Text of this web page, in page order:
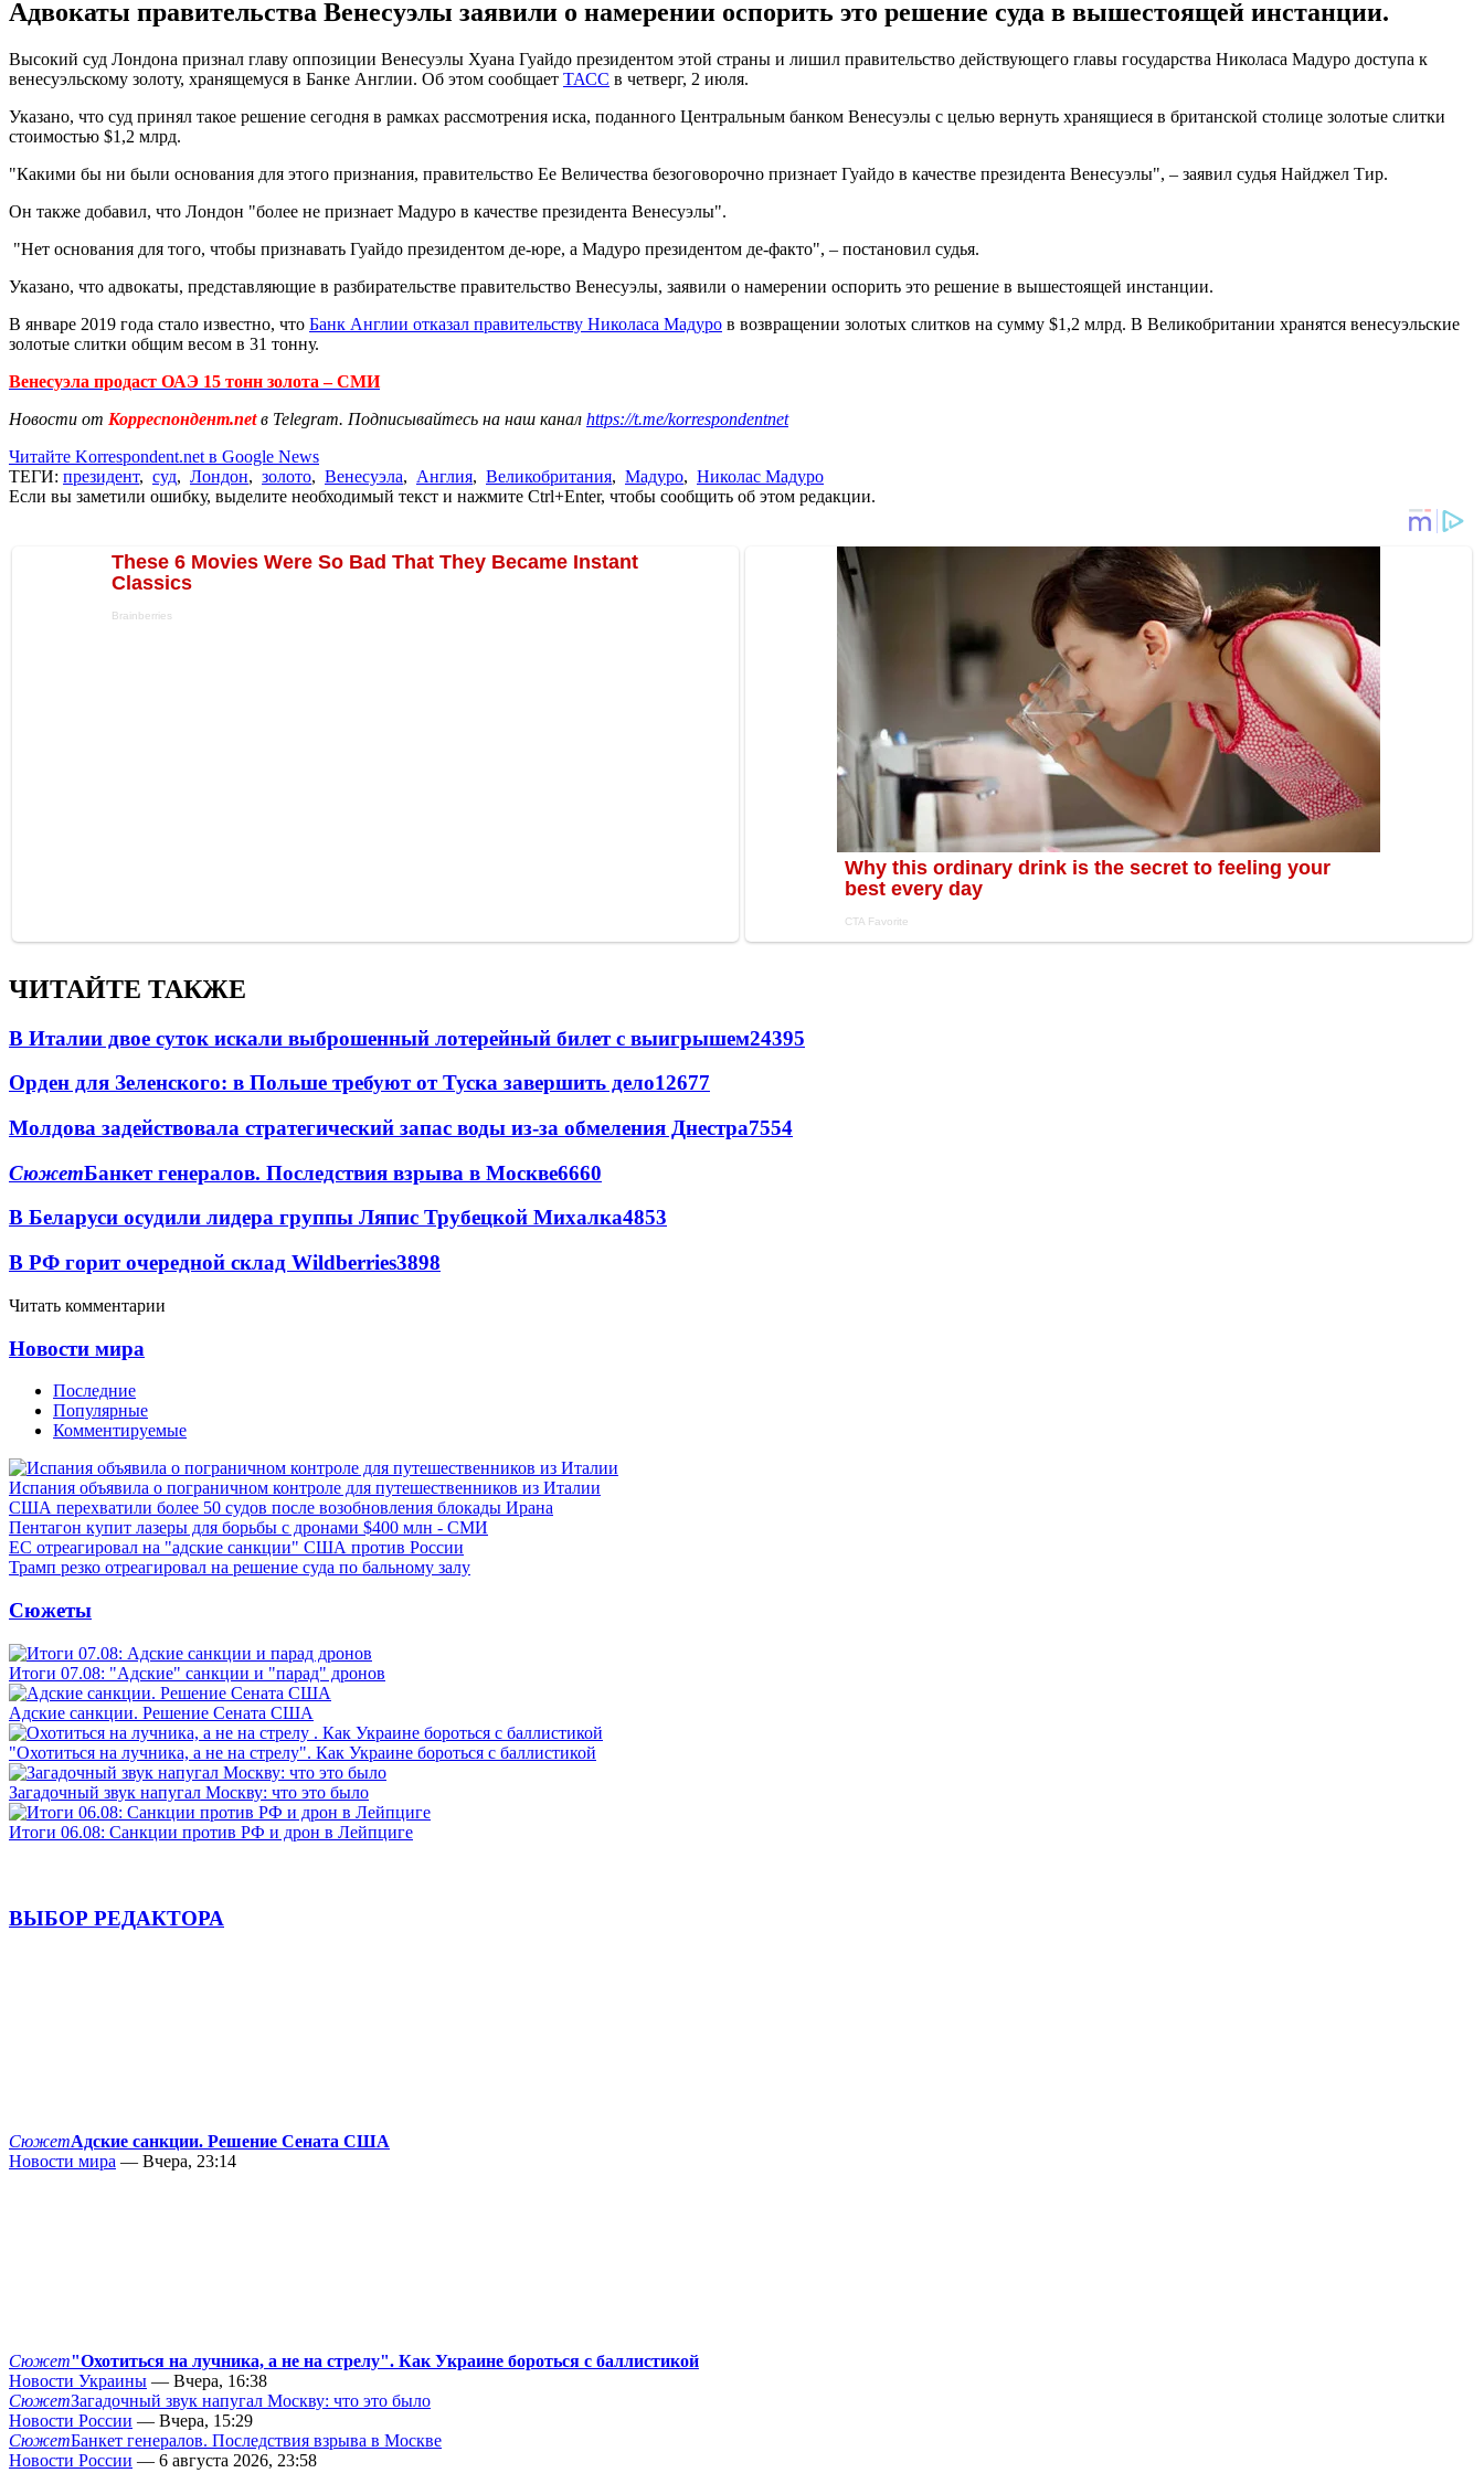
Адвокаты правительства Венесуэлы заявили о намерении оспорить это решение суда в вышестоящей инстанции.
Высокий суд Лондона признал главу оппозиции Венесуэлы Хуана Гуайдо президентом этой страны и лишил правительство действующего главы государства Николаса Мадуро доступа к
венесуэльскому золоту, хранящемуся в Банке Англии. Об этом сообщает ТАСС в четверг, 2 июля.
Указано, что суд принял такое решение сегодня в рамках рассмотрения иска, поданного Центральным банком Венесуэлы с целью вернуть хранящиеся в британской столице золотые слитки
стоимостью $1,2 млрд.
"Какими бы ни были основания для этого признания, правительство Ее Величества безоговорочно признает Гуайдо в качестве президента Венесуэлы", – заявил судья Найджел Тир.
Он также добавил, что Лондон "более не признает Мадуро в качестве президента Венесуэлы".
"Нет основания для того, чтобы признавать Гуайдо президентом де-юре, а Мадуро президентом де-факто", – постановил судья.
Указано, что адвокаты, представляющие в разбирательстве правительство Венесуэлы, заявили о намерении оспорить это решение в вышестоящей инстанции.
В январе 2019 года стало известно, что Банк Англии отказал правительству Николаса Мадуро в возвращении золотых слитков на сумму $1,2 млрд. В Великобритании хранятся венесуэльские
золотые слитки общим весом в 31 тонну.
Венесуэла продаст ОАЭ 15 тонн золота – СМИ
Новости от Корреспондент.netв Telegram. Подписывайтесь на наш канал https://t.me/korrespondentnet
Читайте Korrespondent.net в Google News
ТЕГИ: президент, суд, Лондон, золото, Венесуэла, Англия, Великобритания, Мадуро, Николас Мадуро
Если вы заметили ошибку, выделите необходимый текст и нажмите Ctrl+Enter, чтобы сообщить об этом редакции.
ЧИТАЙТЕ ТАКЖЕ
В Италии двое суток искали выброшенный лотерейный билет с выигрышем24395
Орден для Зеленского: в Польше требуют от Туска завершить дело12677
Молдова задействовала стратегический запас воды из-за обмеления Днестра7554
СюжетБанкет генералов. Последствия взрыва в Москве6660
В Беларуси осудили лидера группы Ляпис Трубецкой Михалка4853
В РФ горит очередной склад Wildberries3898
Читать комментарии
Новости мира
Последние
Популярные
Комментируемые
Испания объявила о пограничном контроле для путешественников из Италии
США перехватили более 50 судов после возобновления блокады Ирана
Пентагон купит лазеры для борьбы с дронами $400 млн - СМИ
ЕС отреагировал на "адские санкции" США против России
Трамп резко отреагировал на решение суда по бальному залу
Сюжеты
Итоги 07.08: "Адские" санкции и "парад" дронов
Адские санкции. Решение Сената США
"Охотиться на лучника, а не на стрелу". Как Украине бороться с баллистикой
Загадочный звук напугал Москву: что это было
Итоги 06.08: Санкции против РФ и дрон в Лейпциге
ВЫБОР РЕДАКТОРА
СюжетАдские санкции. Решение Сената США
Новости мира — Вчера, 23:14
Сюжет"Охотиться на лучника, а не на стрелу". Как Украине бороться с баллистикой
Новости Украины — Вчера, 16:38
СюжетЗагадочный звук напугал Москву: что это было
Новости России — Вчера, 15:29
СюжетБанкет генералов. Последствия взрыва в Москве
Новости России — 6 августа 2026, 23:58